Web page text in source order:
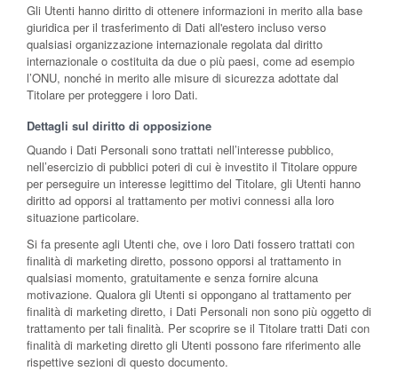
Gli Utenti hanno diritto di ottenere informazioni in merito alla base
giuridica per il trasferimento di Dati all'estero incluso verso
qualsiasi organizzazione internazionale regolata dal diritto
internazionale o costituita da due o più paesi, come ad esempio
l’ONU, nonché in merito alle misure di sicurezza adottate dal
Titolare per proteggere i loro Dati.
Dettagli sul diritto di opposizione
Quando i Dati Personali sono trattati nell’interesse pubblico,
nell’esercizio di pubblici poteri di cui è investito il Titolare oppure
per perseguire un interesse legittimo del Titolare, gli Utenti hanno
diritto ad opporsi al trattamento per motivi connessi alla loro
situazione particolare.
Si fa presente agli Utenti che, ove i loro Dati fossero trattati con
finalità di marketing diretto, possono opporsi al trattamento in
qualsiasi momento, gratuitamente e senza fornire alcuna
motivazione. Qualora gli Utenti si oppongano al trattamento per
finalità di marketing diretto, i Dati Personali non sono più oggetto di
trattamento per tali finalità. Per scoprire se il Titolare tratti Dati con
finalità di marketing diretto gli Utenti possono fare riferimento alle
rispettive sezioni di questo documento.